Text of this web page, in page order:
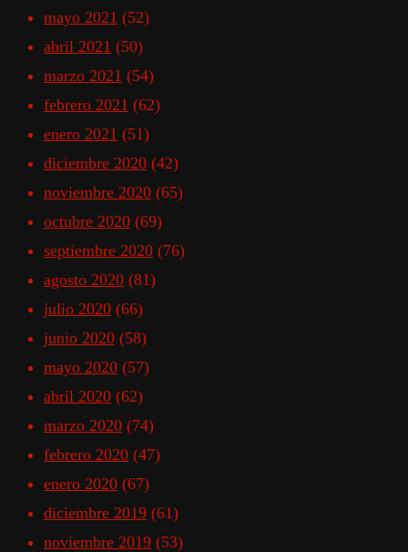
mayo 2021 (52)
abril 2021 (50)
marzo 2021 (54)
febrero 2021 (62)
enero 2021 (51)
diciembre 2020 (42)
noviembre 2020 (65)
octubre 2020 (69)
septiembre 2020 (76)
agosto 2020 (81)
julio 2020 (66)
junio 2020 (58)
mayo 2020 (57)
abril 2020 (62)
marzo 2020 (74)
febrero 2020 (47)
enero 2020 (67)
diciembre 2019 (61)
noviembre 2019 (53)